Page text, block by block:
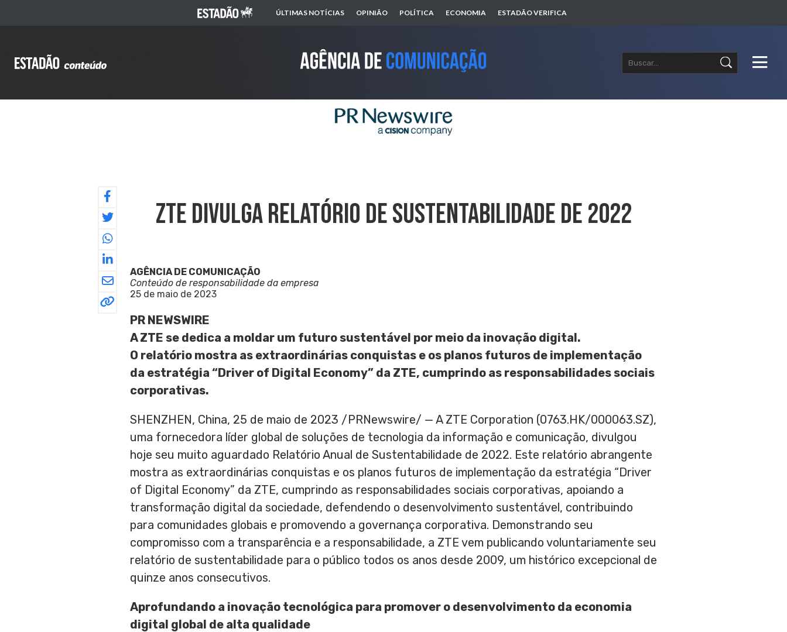
ÚLTIMAS NOTÍCIAS OPINIÃO POLÍTICA ECONOMIA ESTADÃO VERIFICA
ZTE Divulga Relatório De Sustentabilidade De 2022
AGÊNCIA DE COMUNICAÇÃO
Conteúdo de responsabilidade da empresa
25 de maio de 2023
PR NEWSWIRE
A ZTE se dedica a moldar um futuro sustentável por meio da inovação digital.
O relatório mostra as extraordinárias conquistas e os planos futuros de implementação
da estratégia “Driver of Digital Economy” da ZTE, cumprindo as responsabilidades sociais
corporativas.
SHENZHEN, China, 25 de maio de 2023 /PRNewswire/ — A ZTE Corporation (0763.HK/000063.SZ),
uma fornecedora líder global de soluções de tecnologia da informação e comunicação, divulgou
hoje seu muito aguardado Relatório Anual de Sustentabilidade de 2022. Este relatório abrangente
mostra as extraordinárias conquistas e os planos futuros de implementação da estratégia “Driver
of Digital Economy” da ZTE, cumprindo as responsabilidades sociais corporativas, apoiando a
transformação digital da sociedade, defendendo o desenvolvimento sustentável, contribuindo
para comunidades globais e promovendo a governança corporativa. Demonstrando seu
compromisso com a transparência e a responsabilidade, a ZTE vem publicando voluntariamente seu
relatório de sustentabilidade para o público todos os anos desde 2009, um histórico excepcional de
quinze anos consecutivos.
Aprofundando a inovação tecnológica para promover o desenvolvimento da economia
digital global de alta qualidade